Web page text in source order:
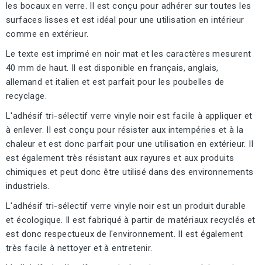
les bocaux en verre. Il est conçu pour adhérer sur toutes les
surfaces lisses et est idéal pour une utilisation en intérieur
comme en extérieur.
Le texte est imprimé en noir mat et les caractères mesurent
40 mm de haut. Il est disponible en français, anglais,
allemand et italien et est parfait pour les poubelles de
recyclage.
L'adhésif tri-sélectif verre vinyle noir est facile à appliquer et
à enlever. Il est conçu pour résister aux intempéries et à la
chaleur et est donc parfait pour une utilisation en extérieur. Il
est également très résistant aux rayures et aux produits
chimiques et peut donc être utilisé dans des environnements
industriels.
L'adhésif tri-sélectif verre vinyle noir est un produit durable
et écologique. Il est fabriqué à partir de matériaux recyclés et
est donc respectueux de l'environnement. Il est également
très facile à nettoyer et à entretenir.